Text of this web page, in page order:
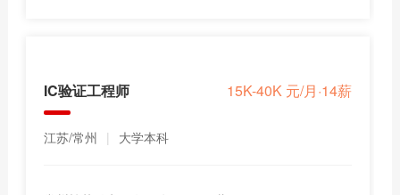
15K-40K 元/月·14薪
IC验证工程师
江苏/常州 | 大学本科